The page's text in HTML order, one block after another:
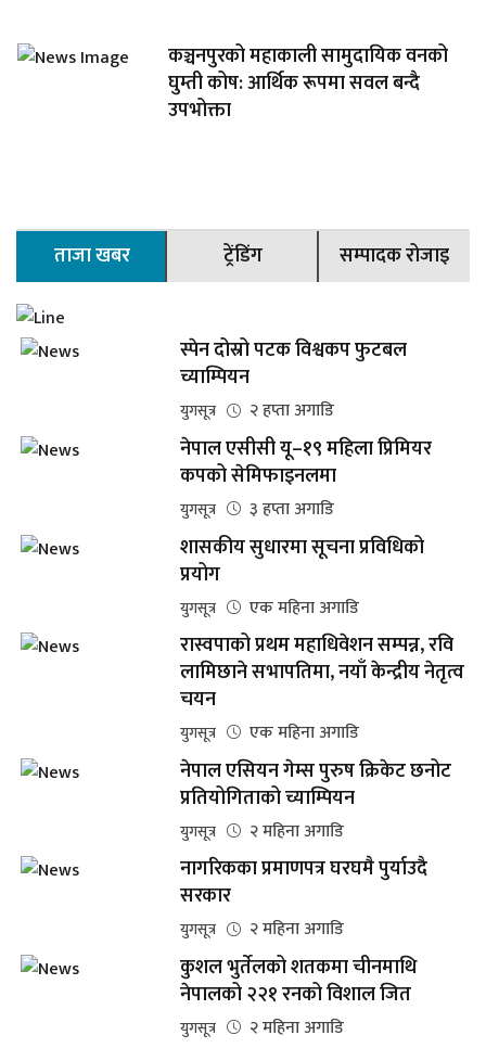
कञ्चनपुरको महाकाली सामुदायिक वनको
घुम्ती कोष: आर्थिक रूपमा सवल बन्दै
उपभोक्ता
ताजा खबर ट्रेंडिंग सम्पादक रोजाइ
स्पेन दोस्रो पटक विश्वकप फुटबल
च्याम्पियन
युगसूत्र २ हप्ता अगाडि
नेपाल एसीसी यू–१९ महिला प्रिमियर
कपको सेमिफाइनलमा
युगसूत्र ३ हप्ता अगाडि
शासकीय सुधारमा सूचना प्रविधिको
प्रयोग
युगसूत्र एक महिना अगाडि
रास्वपाको प्रथम महाधिवेशन सम्पन्न, रवि
लामिछाने सभापतिमा, नयाँ केन्द्रीय नेतृत्व
चयन
युगसूत्र एक महिना अगाडि
नेपाल एसियन गेम्स पुरुष क्रिकेट छनोट
प्रतियोगिताको च्याम्पियन
युगसूत्र २ महिना अगाडि
नागरिकका प्रमाणपत्र घरघमै पुर्याउदै
सरकार
युगसूत्र २ महिना अगाडि
कुशल भुर्तेलको शतकमा चीनमाथि
नेपालको २२१ रनको विशाल जित
युगसूत्र २ महिना अगाडि